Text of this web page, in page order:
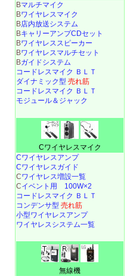
Bマルチマイク
Bワイヤレスマイク
B店内放送システム
BキャリーアンプCDセット
Bワイヤレススピーカー
Bワイヤレスマルチセット
Bガイドシステム
コードレスマイク ＢＬＴ
ダイナミック型 売れ筋
コードレスマイク ＢＬＴ
モジュール＆ジャック
Cワイヤレスマイク
Cワイヤレスアンプ
Cワイヤレスガイド
Cワイヤレス増設一覧
Cイベント用 100W×2
コードレスマイク ＢＬＴ
コンデンサ型 売れ筋
小型ワイヤレスアンプ
ワイヤレスシステム一覧
無線機